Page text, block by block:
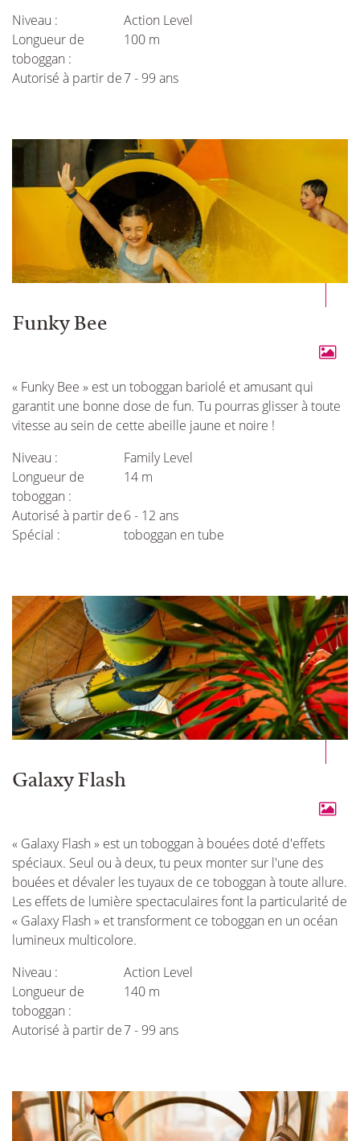
Niveau :
Action Level
Longueur de
toboggan :
100 m
Autorisé à partir de7 - 99 ans
Funky Bee
« Funky Bee » est un toboggan bariolé et amusant qui
garantit une bonne dose de fun. Tu pourras glisser à toute
vitesse au sein de cette abeille jaune et noire !
Niveau :
Family Level
Longueur de
toboggan :
14 m
Autorisé à partir de6 - 12 ans
Spécial :
toboggan en tube
Galaxy Flash
« Galaxy Flash » est un toboggan à bouées doté d'effets
spéciaux. Seul ou à deux, tu peux monter sur l'une des
bouées et dévaler les tuyaux de ce toboggan à toute allure.
Les effets de lumière spectaculaires font la particularité de
« Galaxy Flash » et transforment ce toboggan en un océan
lumineux multicolore.
Niveau :
Action Level
Longueur de
toboggan :
140 m
Autorisé à partir de7 - 99 ans